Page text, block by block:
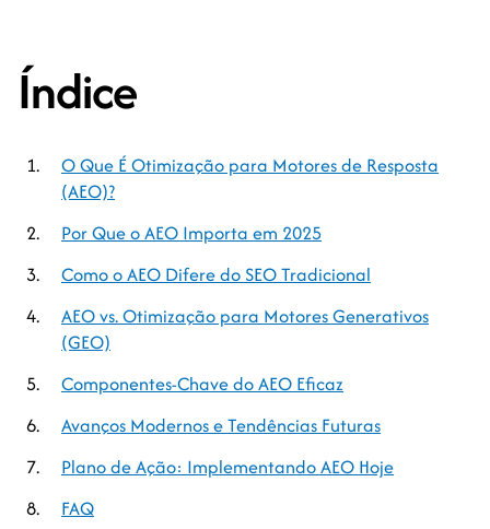
Índice
O Que É Otimização para Motores de Resposta
(AEO)?
Por Que o AEO Importa em 2025
Como o AEO Difere do SEO Tradicional
AEO vs. Otimização para Motores Generativos
(GEO)
Componentes-Chave do AEO Eficaz
Avanços Modernos e Tendências Futuras
Plano de Ação: Implementando AEO Hoje
FAQ